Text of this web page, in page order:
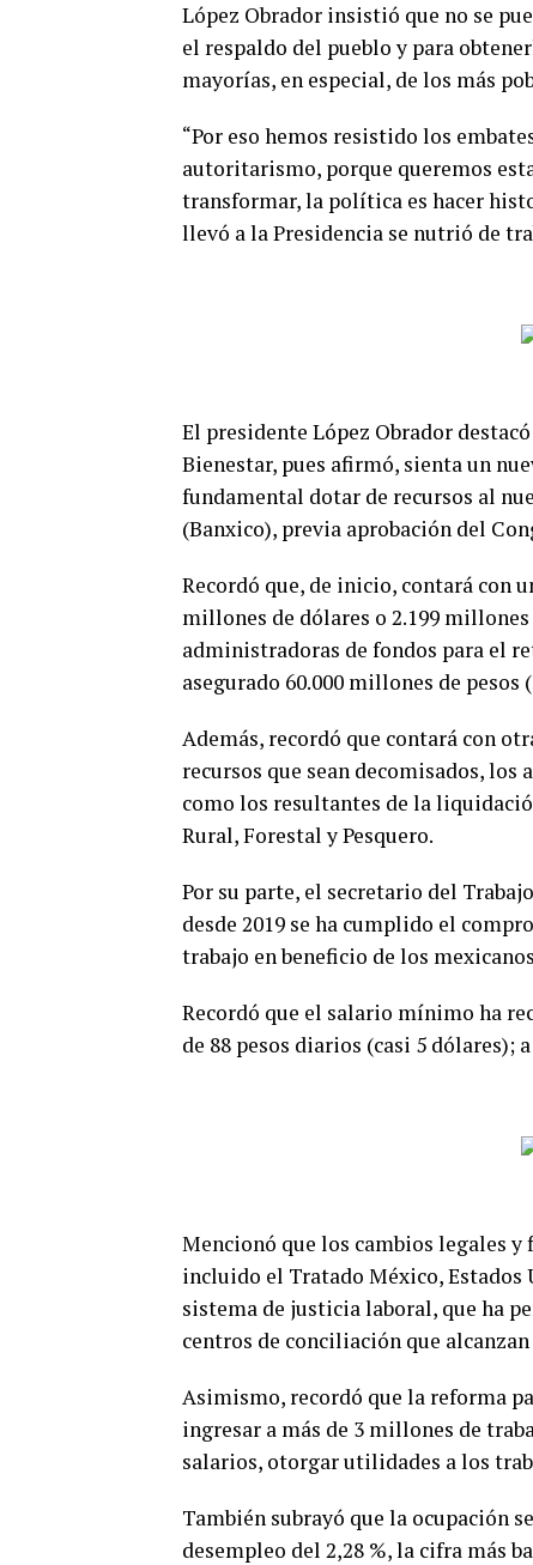
López Obrador insistió que no se
el respaldo del pueblo y para
mayorías, en especial, de los más
“Por eso hemos resistido los
autoritarismo, porque queremos
transformar, la política es hacer
llevó a la Presidencia se nutrió de
El presidente López Obrador
Bienestar, pues afirmó, sienta un
fundamental dotar de recursos al
(Banxico), previa aprobación del
Recordó que, de inicio, contará con
millones de dólares o 2.199
administradoras de fondos para el
asegurado 60.000 millones de
Además, recordó que contará con
recursos que sean decomisados,
como los resultantes de la
Rural, Forestal y Pesquero.
Por su parte, el secretario del
desde 2019 se ha cumplido el
trabajo en beneficio de los
Recordó que el salario mínimo ha
de 88 pesos diarios (casi 5 dólares);
Mencionó que los cambios legales
incluido el Tratado México, Estados
sistema de justicia laboral, que ha
centros de conciliación que
Asimismo, recordó que la reforma
ingresar a más de 3 millones de
salarios, otorgar utilidades a los
También subrayó que la ocupación
desempleo del 2,28 %, la cifra más